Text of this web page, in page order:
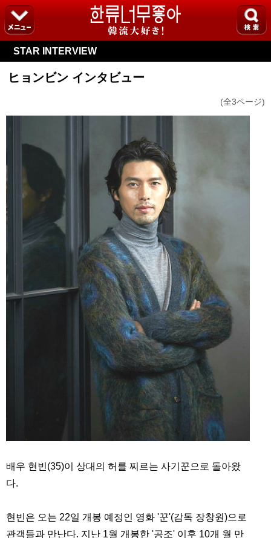
STAR INTERVIEW
ヒョンビン インタビュー
(全3ページ)
배우 현빈(35)이 상대의 허를 찌르는 사기꾼으로 돌아왔
다.
현빈은 오는 22일 개봉 예정인 영화 '꾼'(감독 장창원)으로
관객들과 만난다. 지난 1월 개봉한 '공조' 이후 10개 월 만